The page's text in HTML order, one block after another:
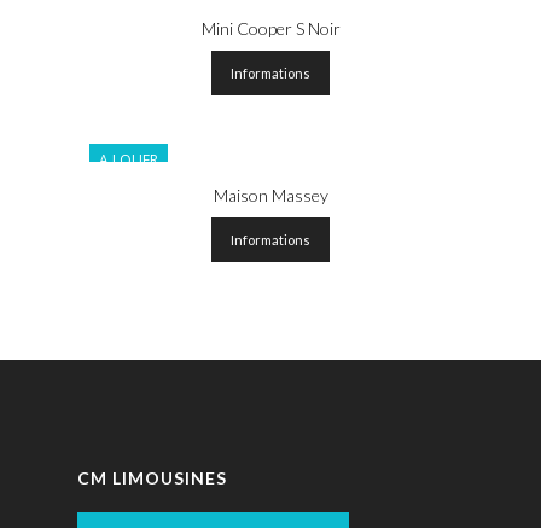
Mini Cooper S Noir
Informations
A LOUER
Maison Massey
Informations
CM LIMOUSINES